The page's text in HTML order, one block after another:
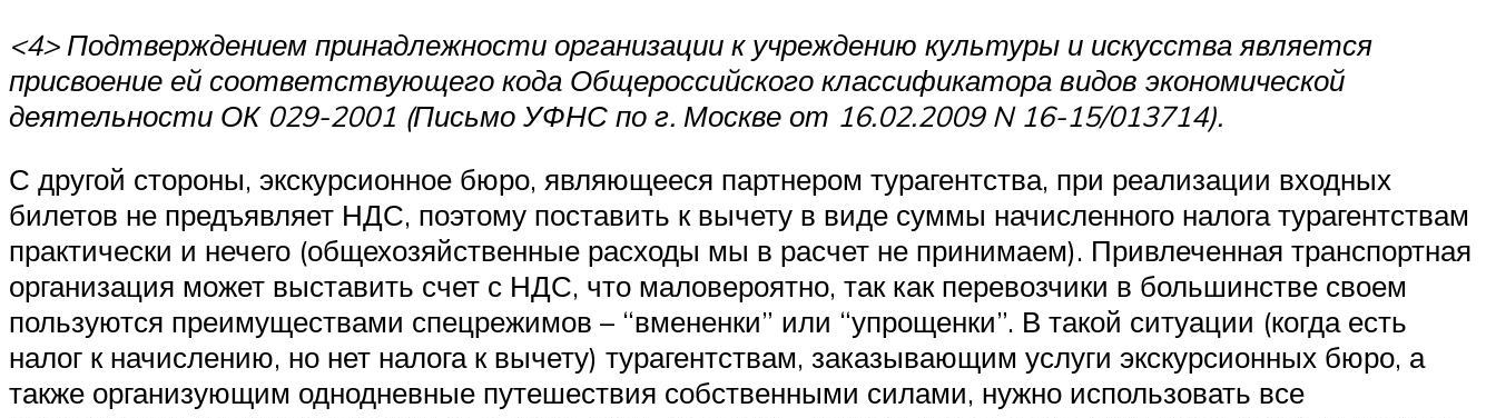
<4> Подтверждением принадлежности организации к учреждению культуры и искусства является
присвоение ей соответствующего кода Общероссийского классификатора видов экономической
деятельности ОК 029-2001 (Письмо УФНС по г. Москве от 16.02.2009 N 16-15/013714).
С другой стороны, экскурсионное бюро, являющееся партнером турагентства, при реализации входных
билетов не предъявляет НДС, поэтому поставить к вычету в виде суммы начисленного налога турагентствам
практически и нечего (общехозяйственные расходы мы в расчет не принимаем). Привлеченная транспортная
организация может выставить счет с НДС, что маловероятно, так как перевозчики в большинстве своем
пользуются преимуществами спецрежимов – “вмененки” или “упрощенки”. В такой ситуации (когда есть
налог к начислению, но нет налога к вычету) турагентствам, заказывающим услуги экскурсионных бюро, а
также организующим однодневные путешествия собственными силами, нужно использовать все